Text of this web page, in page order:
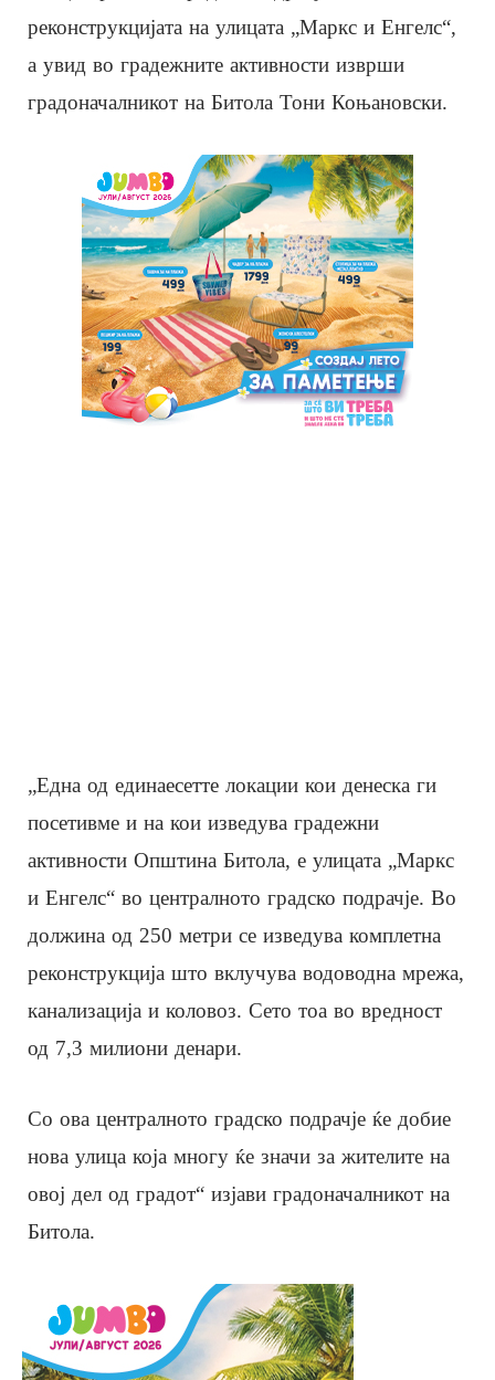
реконструкцијата на улицата „Маркс и Енгелс“,
а увид во градежните активности изврши
градоначалникот на Битола Тони Коњановски.
„Една од единаесетте локации кои денеска ги
посетивме и на кои изведува градежни
активности Општина Битола, е улицата „Маркс
и Енгелс“ во централното градско подрачје. Во
должина од 250 метри се изведува комплетна
реконструкција што вклучува водоводна мрежа,
канализација и коловоз. Сето тоа во вредност
од 7,3 милиони денари.
Со ова централното градско подрачје ќе добие
нова улица која многу ќе значи за жителите на
овој дел од градот“ изјави градоначалникот на
Битола.